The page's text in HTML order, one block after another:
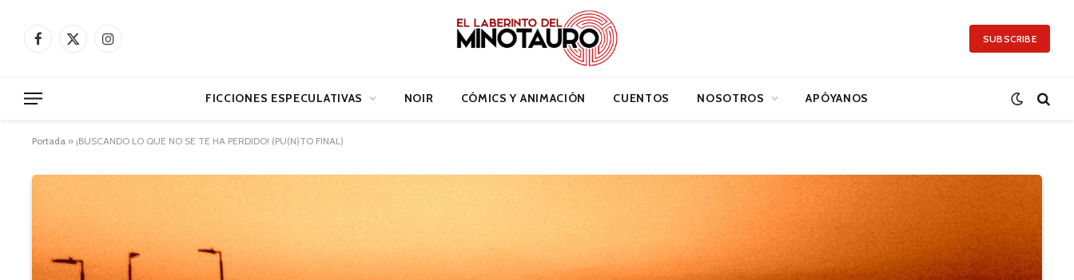
Facebook
X
Instagram SUBSCRIBE
FICCIONES ESPECULATIVAS NOIR CÓMICS Y ANIMACIÓN CUENTOS NOSOTROS APÓYANOS
Portada » ¡BUSCANDO LO QUE NO SE TE HA PERDIDO! (PU(N)TO FINAL)